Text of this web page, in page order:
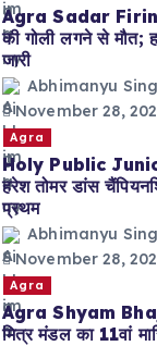
Agra Sadar
की गोली लगने से मौत;
जारी
Abhimanyu
November 28,
Agra
Holy Public
हरेश तोमर डांस
प्रथम
Abhimanyu
November 28,
Agra
Agra Shyam
मित्र मंडल का 11वां